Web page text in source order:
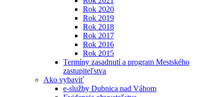
Rok 2020
Rok 2019
Rok 2018
Rok 2017
Rok 2016
Rok 2015
Termíny zasadnutí a program Mestského
zastupiteľstva
Ako vybaviť
e-služby Dubnica nad Váhom